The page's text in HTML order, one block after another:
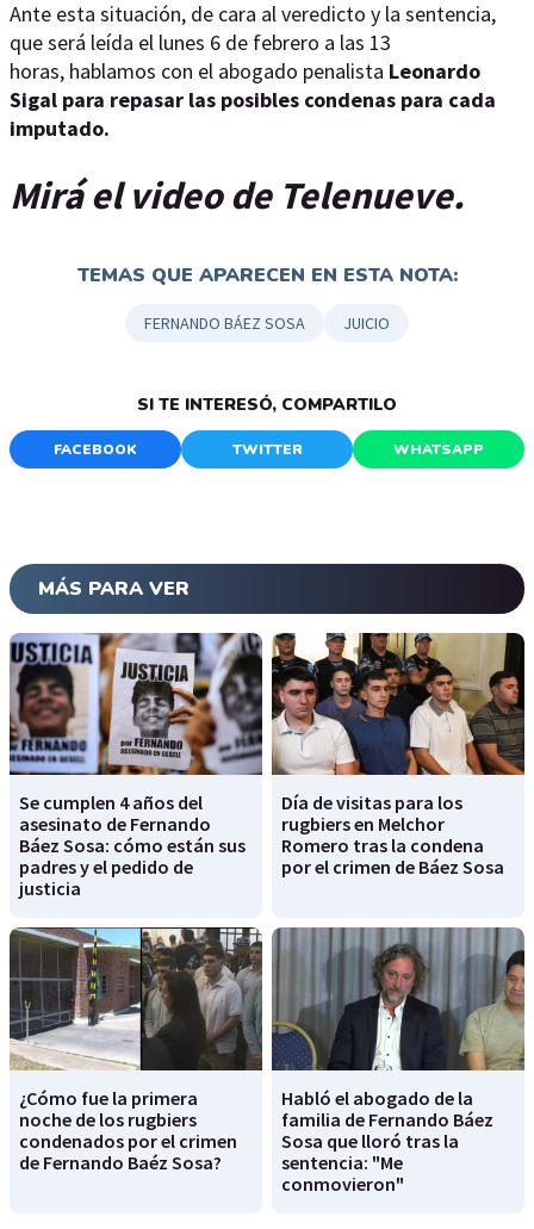
Ante esta situación, de cara al veredicto y la sentencia,
que será leída el lunes 6 de febrero a las 13
horas, hablamos con el abogado penalista Leonardo
Sigal para repasar las posibles condenas para cada
imputado.
Mirá el video de Telenueve.
TEMAS QUE APARECEN EN ESTA NOTA:
FERNANDO BÁEZ SOSA JUICIO
SI TE INTERESÓ, COMPARTILO
FACEBOOK TWITTER WHATSAPP
MÁS PARA VER
Se cumplen 4 años del
asesinato de Fernando
Báez Sosa: cómo están sus
padres y el pedido de
justicia
Día de visitas para los
rugbiers en Melchor
Romero tras la condena
por el crimen de Báez Sosa
¿Cómo fue la primera
noche de los rugbiers
condenados por el crimen
de Fernando Baéz Sosa?
Habló el abogado de la
familia de Fernando Báez
Sosa que lloró tras la
sentencia: "Me
conmovieron"